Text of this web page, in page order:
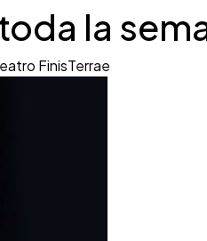
la
FinisTerrae